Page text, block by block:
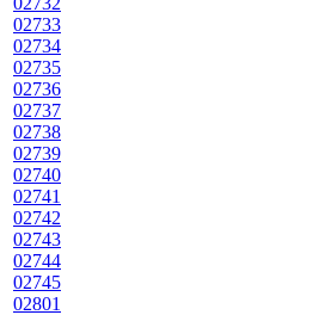
02733
02734
02735
02736
02737
02738
02739
02740
02741
02742
02743
02744
02745
02801